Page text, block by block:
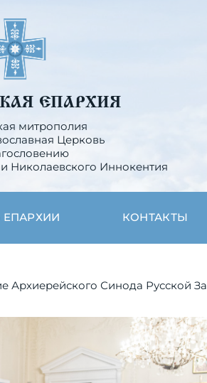
ЕПАРХИЯ
митрополия
Церковь
Николаевского Иннокентия
КОНТАКТЫ
Архиерейского Синода Русской